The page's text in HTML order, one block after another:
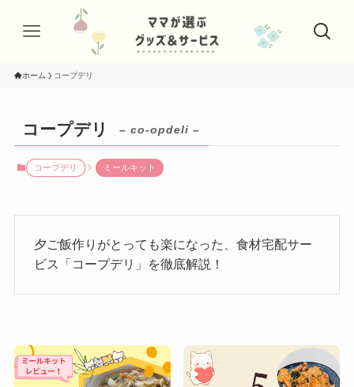
ホーム コープデリ
コープデリ – co-opdeli –
コープデリ ミールキット
夕ご飯作りがとっても楽になった、食材宅配サー
ビス「コープデリ」を徹底解説！